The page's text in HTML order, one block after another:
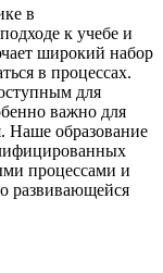
в
к учебе и
широкий набор
в процессах.
для
важно для
Наше образование
процессами и
развивающейся